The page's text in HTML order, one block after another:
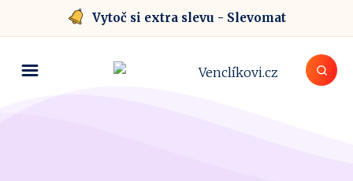
Vytoč si extra slevu - Slevomat